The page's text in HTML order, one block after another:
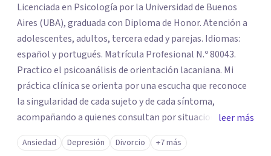
Licenciada en Psicología por la Universidad de Buenos
Aires (UBA), graduada con Diploma de Honor. Atención a
adolescentes, adultos, tercera edad y parejas. Idiomas:
español y portugués. Matrícula Profesional N.º 80043.
Practico el psicoanálisis de orientación lacaniana. Mi
práctica clínica se orienta por una escucha que reconoce
la singularidad de cada sujeto y de cada síntoma,
acompañando a quienes consultan por situaciones de
angustia, dificultades en los vínculos, inhibiciones,
duelos, crisis vitales, padecimientos subjetivos y otros
leer más
Ansiedad Depresión Divorcio +7 más